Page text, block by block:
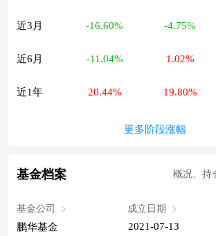
近3月 -16.60% -4.75%
近6月 -11.04% 1.02%
近1年 20.44% 19.80%
更多阶段涨幅
基金档案 概况、持
基金公司
鹏华基金
成立日期
2021-07-13